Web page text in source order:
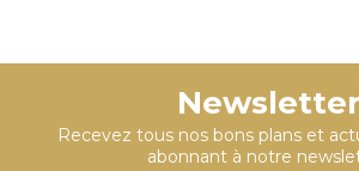
Newsletter
Recevez tous nos bons plans et
abonnant à notre